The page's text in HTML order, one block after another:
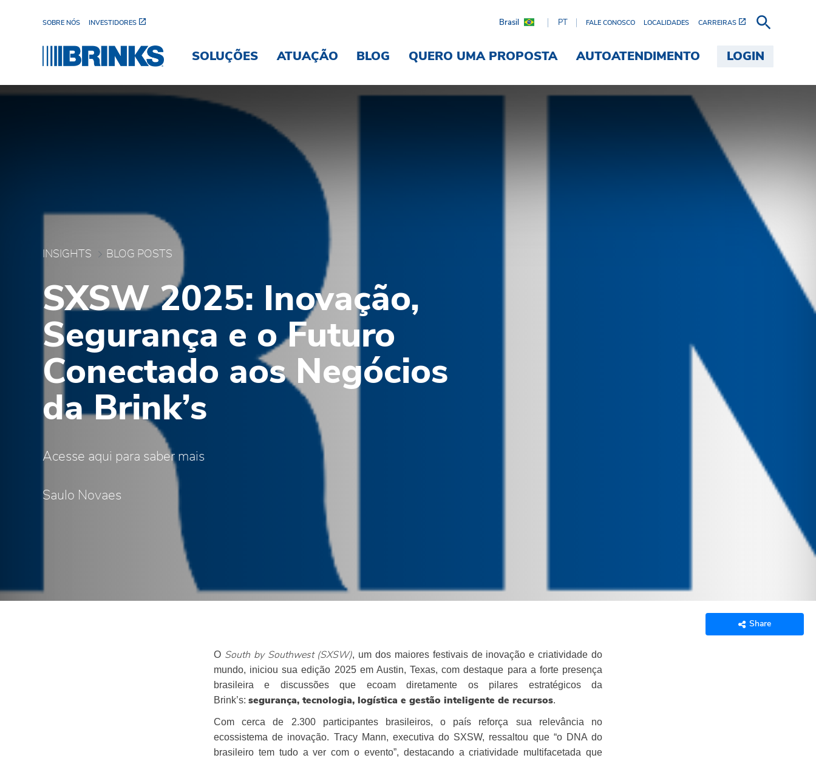
SOBRE NÓS INVESTIDORES Brasil PT FALE CONOSCO LOCALIDADES CARREIRAS
SOLUÇÕES ATUAÇÃO BLOG QUERO UMA PROPOSTA AUTOATENDIMENTO LOGIN
Blog Posts - Brink's Brasil
INSIGHTS BLOG POSTS
SXSW 2025: Inovação,
Segurança e o Futuro
Conectado aos Negócios
da Brink’s
Acesse aqui para saber mais
Saulo Novaes
Share
O South by Southwest (SXSW), um dos maiores festivais de inovação e criatividade do
mundo, iniciou sua edição 2025 em Austin, Texas, com destaque para a forte presença
brasileira e discussões que ecoam diretamente os pilares estratégicos da
Brink’s: segurança, tecnologia, logística e gestão inteligente de recursos.
Com cerca de 2.300 participantes brasileiros, o país reforça sua relevância no
ecossistema de inovação. Tracy Mann, executiva do SXSW, ressaltou que “o DNA do
brasileiro tem tudo a ver com o evento”, destacando a criatividade multifacetada que